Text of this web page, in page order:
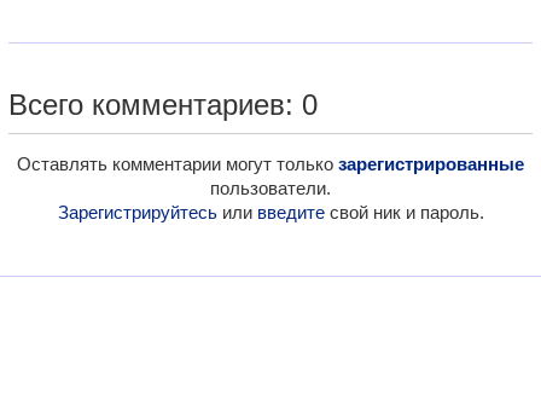
Всего комментариев: 0
Оставлять комментарии могут только зарегистрированные
пользователи.
Зарегистрируйтесьили введитесвой ник и пароль.